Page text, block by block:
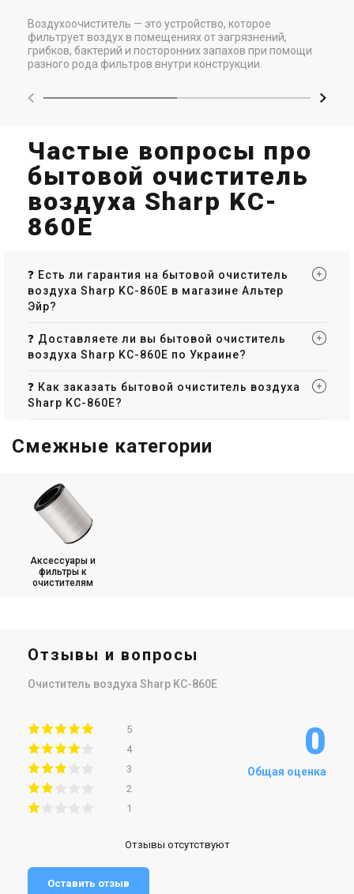
Воздухоочиститель — это устройство, которое
фильтрует воздух в помещениях от загрязнений,
грибков, бактерий и посторонних запахов при помощи
разного рода фильтров внутри конструкции.
Частые вопросы про
бытовой очиститель
воздуха Sharp KC-
860E
❓ Есть ли гарантия на бытовой очиститель
воздуха Sharp KC-860E в магазине Альтер
Эйр?
❓ Доставляете ли вы бытовой очиститель
воздуха Sharp KC-860E по Украине?
❓ Как заказать бытовой очиститель воздуха
Sharp KC-860E?
Смежные категории
Аксессуары и
фильтры к
очистителям
Отзывы и вопросы
Очиститель воздуха Sharp KC-860E
5
4
3
2
1
0
Общая оценка
Отзывы отсутствуют
Оставить отзыв